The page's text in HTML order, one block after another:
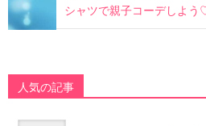
シャツで親子コーデしよう
人気の記事